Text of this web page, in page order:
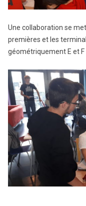
Une collaboration se
premières et les
géométriquement E et F